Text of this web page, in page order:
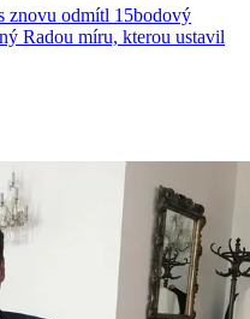
znovu odmítl 15bodový
Radou míru, kterou ustavil